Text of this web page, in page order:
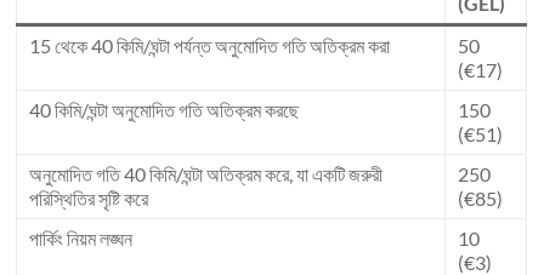
15 থেকে 40 কিমি/ঘন্টা পর্যন্ত অনুমোদিত গতি অতিক্রম করা
50
(€17)
40 কিমি/ঘন্টা অনুমোদিত গতি অতিক্রম করছে
150
(€51)
অনুমোদিত গতি 40 কিমি/ঘন্টা অতিক্রম করে, যা একটি জরুরী
পরিস্থিতির সৃষ্টি করে
250
(€85)
পার্কিং নিয়ম লঙ্ঘন
10
(€3)